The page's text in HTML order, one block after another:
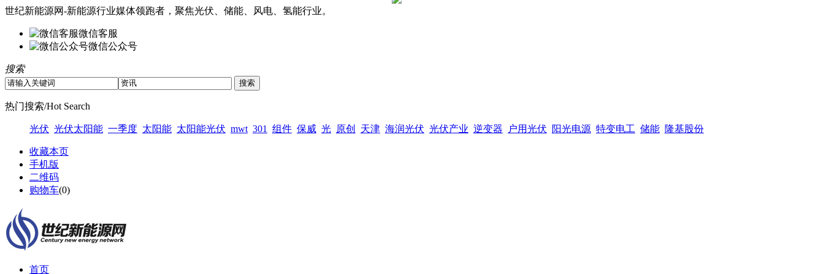
世纪新能源网-新能源行业媒体领跑者，聚焦光伏、储能、风电、氢能行业。
微信客服
微信公众号
搜索
热门搜索/Hot Search
光伏 光伏太阳能 一季度 太阳能 太阳能光伏 mwt 301 组件 保威 光 原创 天津 海润光伏 光伏产业 逆变器 户用光伏 阳光电源 特变电工 储能 隆基股份
收藏本页
手机版
二维码
购物车(0)
首页